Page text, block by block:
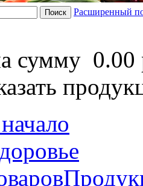
Расширенный
сумму 0.00